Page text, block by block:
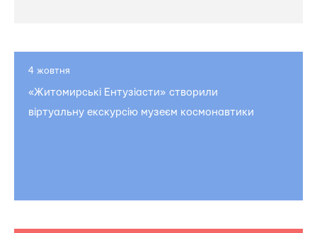
4 жовтня
«Житомирські Ентузіасти» створили
віртуальну екскурсію музеєм космонавтики